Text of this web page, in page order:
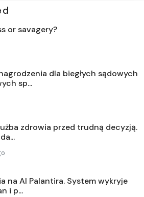
or savagery?
dla biegłych sądowych
sp...
zdrowia przed trudną decyzją.
na AI Palantira. System wykryje
i p...